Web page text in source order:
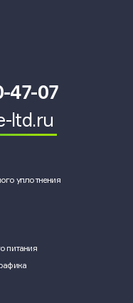
47-07
ltd.ru
уплотнения
питания